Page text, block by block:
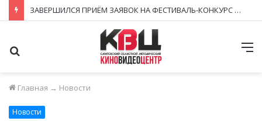
ЗАВЕРШИЛСЯ ПРИЁМ ЗАЯВОК НА ФЕСТИВАЛЬ-КОНКУРС «КИНОВЕРТИКАЛЬ 2026»
Главная → Новости
Новости